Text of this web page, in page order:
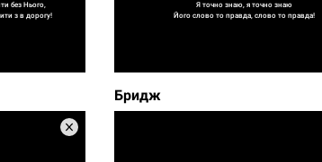
без Нього,
з в дорогу!
Я точно знаю, я точно знаю
Його слово то правда, слово то правда!
Бридж